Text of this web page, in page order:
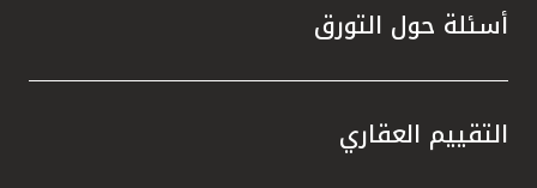
أسئلة حول التورق
التقييم العقاري